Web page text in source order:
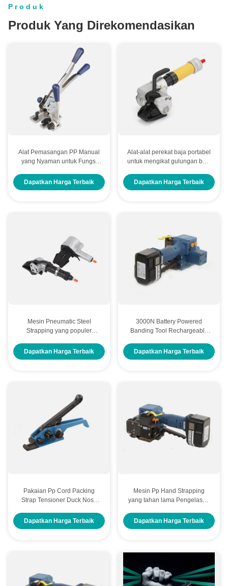
Produk
Produk Yang Direkomendasikan
Alat Pemasangan PP Manual
yang Nyaman untuk Fungsi
Pemotongan
Dapatkan Harga Terbaik
Alat-alat perekat baja portabel
untuk mengikat gulungan baja
Dapatkan Harga Terbaik
Mesin Pneumatic Steel
Strapping yang populer
Dapatkan Harga Terbaik
3000N Battery Powered
Banding Tool Rechargeable
13mm - 19mm
Dapatkan Harga Terbaik
Pakaian Pp Cord Packing
Strap Tensioner Duck Nose
Tensioner
Dapatkan Harga Terbaik
Mesin Pp Hand Strapping
yang tahan lama Pengelasan
Plastik
Dapatkan Harga Terbaik